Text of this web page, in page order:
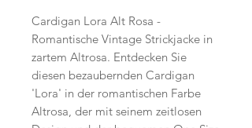
Cardigan Lora Alt Rosa -
Romantische Vintage Strickjacke in
zartem Altrosa. Entdecken Sie
diesen bezaubernden Cardigan
'Lora' in der romantischen Farbe
Altrosa, der mit seinem zeitlosen